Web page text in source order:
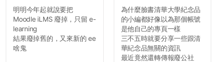
明明今年起就說要把
Moodle iLMS 廢掉，只留 e-
learning
結果廢掉舊的，又來新的 ee
啥鬼
為什麼臉書清華大學紀念品
的小編都好像以為那個帳號
是他自己的專頁一樣
三不五時就要分享一些跟清
華紀念品無關的資訊
最近竟然還轉傳報廢公社